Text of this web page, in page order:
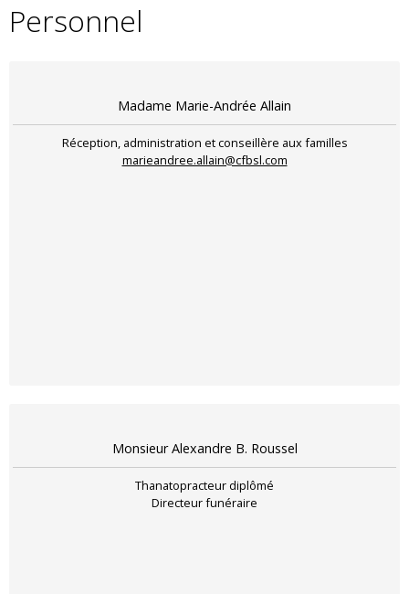
Personnel
Madame Marie-Andrée Allain
Réception, administration et conseillère aux familles
marieandree.allain@cfbsl.com
Monsieur Alexandre B. Roussel
Thanatopracteur diplômé
Directeur funéraire